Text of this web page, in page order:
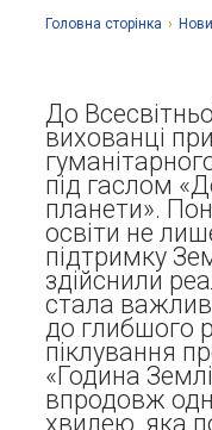
Стаття 30
Головна сторiнка ›
До
вихованці
під гаслом
планети».
освіти не
підтримку
здійснили
стала
до глибшого
піклування
«Година
впродовж
хвилею, яка